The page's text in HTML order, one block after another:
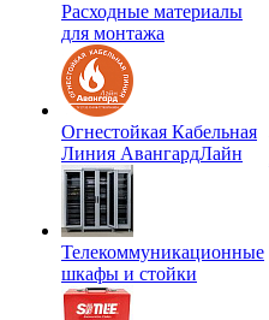
Расходные материалы
для монтажа
Огнестойкая Кабельная
Линия АвангардЛайн
Телекоммуникационные
шкафы и стойки